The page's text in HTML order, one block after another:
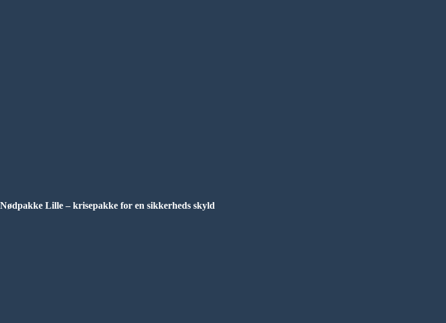
Nødpakke Lille – krisepakke for en sikkerheds skyld